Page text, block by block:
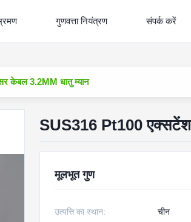
गुणवत्ता नियंत्रण संपर्क करें
केबल 3.2MM धातु म्यान
SUS316 Pt100
मूलभूत गुण
उत्पत्ति का स्थान: चीन